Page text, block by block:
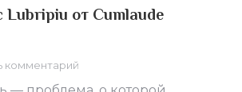
Lubripiu от Cumlaude
комментарий